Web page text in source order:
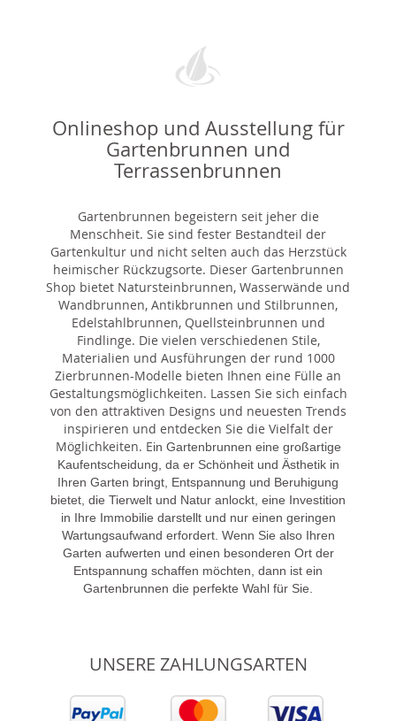
Onlineshop und Ausstellung für
Gartenbrunnen und
Terrassenbrunnen
Gartenbrunnen begeistern seit jeher die
Menschheit. Sie sind fester Bestandteil der
Gartenkultur und nicht selten auch das Herzstück
heimischer Rückzugsorte. Dieser Gartenbrunnen
Shop bietet Natursteinbrunnen, Wasserwände und
Wandbrunnen, Antikbrunnen und Stilbrunnen,
Edelstahlbrunnen, Quellsteinbrunnen und
Findlinge. Die vielen verschiedenen Stile,
Materialien und Ausführungen der rund 1000
Zierbrunnen-Modelle bieten Ihnen eine Fülle an
Gestaltungsmöglichkeiten. Lassen Sie sich einfach
von den attraktiven Designs und neuesten Trends
inspirieren und entdecken Sie die Vielfalt der
Möglichkeiten. Ein Gartenbrunnen eine großartige
Kaufentscheidung, da er Schönheit und Ästhetik in
Ihren Garten bringt, Entspannung und Beruhigung
bietet, die Tierwelt und Natur anlockt, eine Investition
in Ihre Immobilie darstellt und nur einen geringen
Wartungsaufwand erfordert. Wenn Sie also Ihren
Garten aufwerten und einen besonderen Ort der
Entspannung schaffen möchten, dann ist ein
Gartenbrunnen die perfekte Wahl für Sie.
UNSERE ZAHLUNGSARTEN